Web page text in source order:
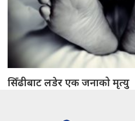
सिँढीबाट लडेर एक जनाको मृत्यु